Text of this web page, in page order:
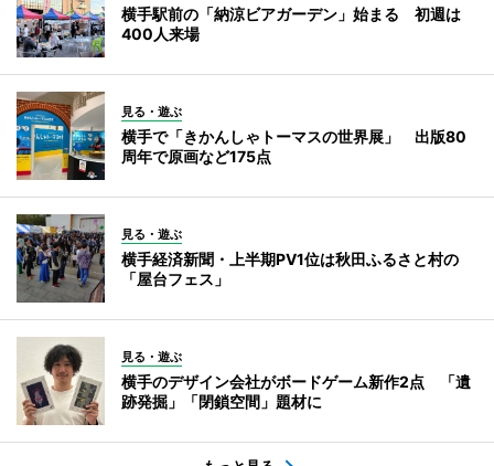
横手駅前の「納涼ビアガーデン」始まる 初週は
400人来場
見る・遊ぶ
横手で「きかんしゃトーマスの世界展」 出版80
周年で原画など175点
見る・遊ぶ
横手経済新聞・上半期PV1位は秋田ふるさと村の
「屋台フェス」
見る・遊ぶ
横手のデザイン会社がボードゲーム新作2点 「遺
跡発掘」「閉鎖空間」題材に